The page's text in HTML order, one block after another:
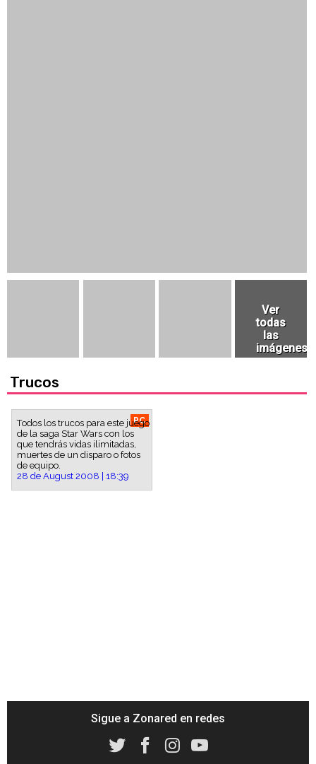
Trucos
PC
Todos los trucos para este juego
de la saga Star Wars con los
que tendrás vidas ilimitadas,
muertes de un disparo o fotos
de equipo.
28 de August 2008 | 18:39
Sigue a Zonared en redes